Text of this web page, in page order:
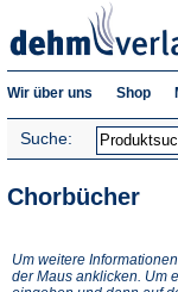
Wir über uns Shop
Suche:
Chorbücher
Um weitere
der Maus anklicken. Um